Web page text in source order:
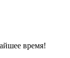
время!